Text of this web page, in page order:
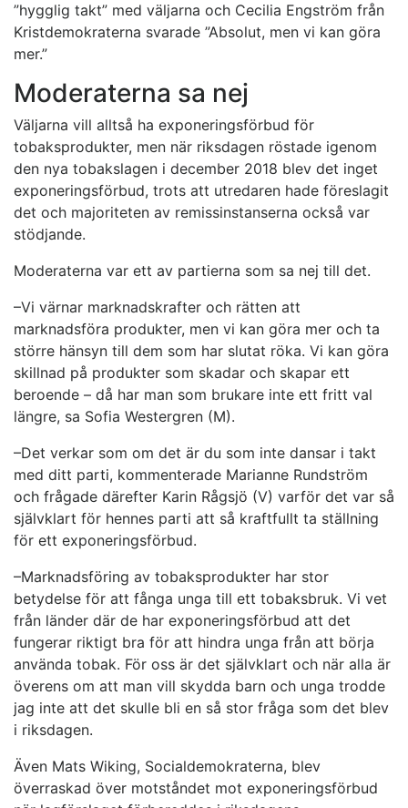
”hygglig takt” med väljarna och Cecilia Engström från
Kristdemokraterna svarade ”Absolut, men vi kan göra
mer.”
Moderaterna sa nej
Väljarna vill alltså ha exponeringsförbud för
tobaksprodukter, men när riksdagen röstade igenom
den nya tobakslagen i december 2018 blev det inget
exponeringsförbud, trots att utredaren hade föreslagit
det och majoriteten av remissinstanserna också var
stödjande.
Moderaterna var ett av partierna som sa nej till det.
–Vi värnar marknadskrafter och rätten att
marknadsföra produkter, men vi kan göra mer och ta
större hänsyn till dem som har slutat röka. Vi kan göra
skillnad på produkter som skadar och skapar ett
beroende – då har man som brukare inte ett fritt val
längre, sa Sofia Westergren (M).
–Det verkar som om det är du som inte dansar i takt
med ditt parti, kommenterade Marianne Rundström
och frågade därefter Karin Rågsjö (V) varför det var så
självklart för hennes parti att så kraftfullt ta ställning
för ett exponeringsförbud.
–Marknadsföring av tobaksprodukter har stor
betydelse för att fånga unga till ett tobaksbruk. Vi vet
från länder där de har exponeringsförbud att det
fungerar riktigt bra för att hindra unga från att börja
använda tobak. För oss är det självklart och när alla är
överens om att man vill skydda barn och unga trodde
jag inte att det skulle bli en så stor fråga som det blev
i riksdagen.
Även Mats Wiking, Socialdemokraterna, blev
överraskad över motståndet mot exponeringsförbud